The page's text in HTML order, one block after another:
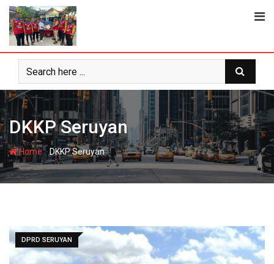
Skip
content
DKKP Seruyan
Home-DKKP Seruyan
DPRD SERUYAN